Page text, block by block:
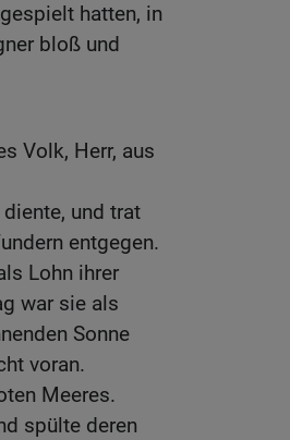
hatten, in
bloß und
Volk, Herr, aus
und trat
entgegen.
Lohn ihrer
war sie als
Sonne
voran.
Meeres.
spülte deren